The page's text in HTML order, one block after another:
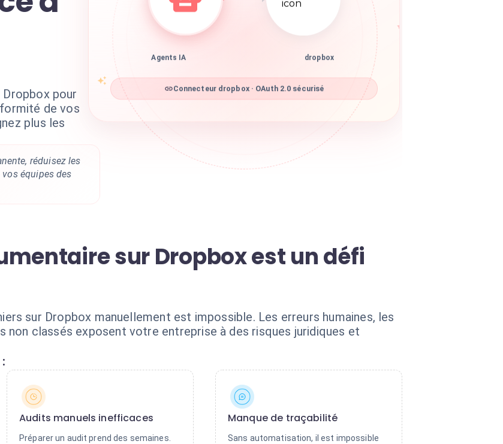
pour
de vos
plus les
réduisez les
équipes des
Agents IA dropbox
Connecteur dropbox · OAuth 2.0 sécurisé
sur Dropbox est un défi
sur Dropbox manuellement est impossible. Les erreurs humaines, les
non classés exposent votre entreprise à des risques juridiques et
Audits manuels inefficaces
Préparer un audit prend des semaines.
Manque de traçabilité
Sans automatisation, il est impossible